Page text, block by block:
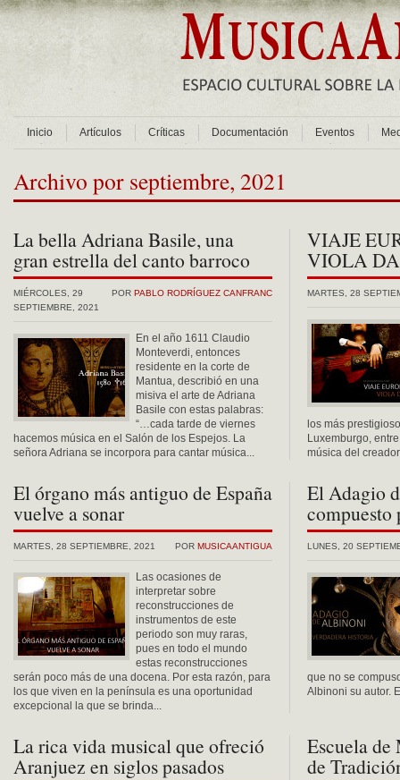
Inicio Artículos Críticas Documentación Eventos
Archivo por septiembre, 2021
La bella Adriana Basile, una
gran estrella del canto barroco
POR PABLO RODRÍGUEZ CANFRANC
MIÉRCOLES, 29
SEPTIEMBRE, 2021
En el año 1611 Claudio
Monteverdi, entonces
residente en la corte de
Mantua, describió en una
misiva el arte de Adriana
Basile con estas palabras:
“…cada tarde de viernes
hacemos música en el Salón de los Espejos. La
señora Adriana se incorpora para cantar música...
VIAJE
VIOLA
MARTES, 28
los más
Luxemburgo,
música del
El órgano más antiguo de España
vuelve a sonar
POR MUSICAANTIGUA
MARTES, 28 SEPTIEMBRE, 2021
Las ocasiones de
interpretar sobre
reconstrucciones de
instrumentos de este
periodo son muy raras,
pues en todo el mundo
estas reconstrucciones
serán poco más de una docena. Por esta razón, para
los que viven en la península es una oportunidad
excepcional la que se brinda...
El Adagio
LUNES, 20
que no se
Albinoni su autor.
La rica vida musical que ofreció
Aranjuez en siglos pasados
Escuela
de